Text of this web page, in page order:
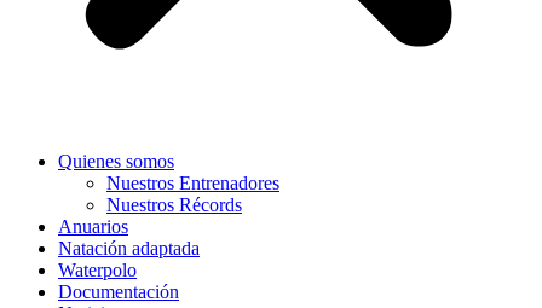
Quienes somos
Nuestros Entrenadores
Nuestros Récords
Anuarios
Natación adaptada
Waterpolo
Documentación